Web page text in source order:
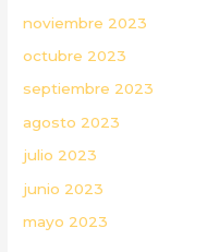
noviembre 2023
octubre 2023
septiembre 2023
agosto 2023
julio 2023
junio 2023
mayo 2023